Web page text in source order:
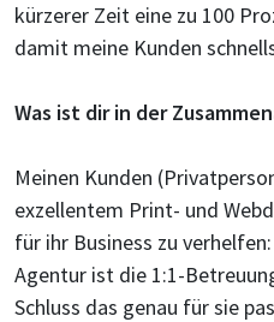
kürzerer Zeit eine zu 100
damit meine Kunden
Was ist dir in der
Meinen Kunden
exzellentem Print- und
für ihr Business zu
Agentur ist die 1:1-
Schluss das genau für sie